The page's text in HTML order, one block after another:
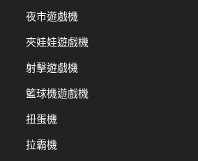
夜市遊戲機
夾娃娃遊戲機
射擊遊戲機
籃球機遊戲機
扭蛋機
拉霸機